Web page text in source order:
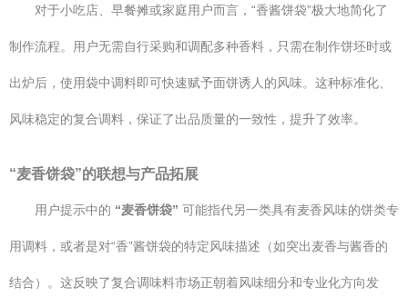
对于小吃店、早餐摊或家庭用户而言，“香酱饼袋”极大地简化了
制作流程。用户无需自行采购和调配多种香料，只需在制作饼坯时或
出炉后，使用袋中调料即可快速赋予面饼诱人的风味。这种标准化、
风味稳定的复合调料，保证了出品质量的一致性，提升了效率。
“麦香饼袋”的联想与产品拓展
用户提示中的 “麦香饼袋” 可能指代另一类具有麦香风味的饼类专
用调料，或者是对“香”酱饼袋的特定风味描述（如突出麦香与酱香的
结合）。这反映了复合调味料市场正朝着风味细分和专业化方向发